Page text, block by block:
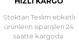
Stoktan Teslim etiketli
ürünlerin siparişleri 24
saatte kargoda.